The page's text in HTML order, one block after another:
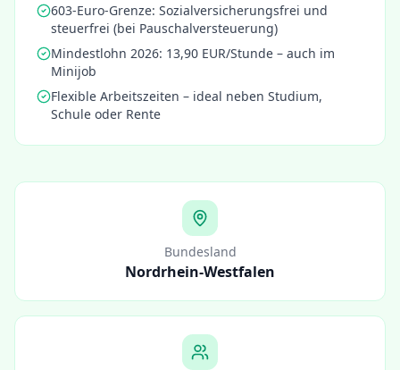
603-Euro-Grenze: Sozialversicherungsfrei und
steuerfrei (bei Pauschalversteuerung)
Mindestlohn 2026: 13,90 EUR/Stunde – auch im
Minijob
Flexible Arbeitszeiten – ideal neben Studium,
Schule oder Rente
Bundesland
Nordrhein-Westfalen